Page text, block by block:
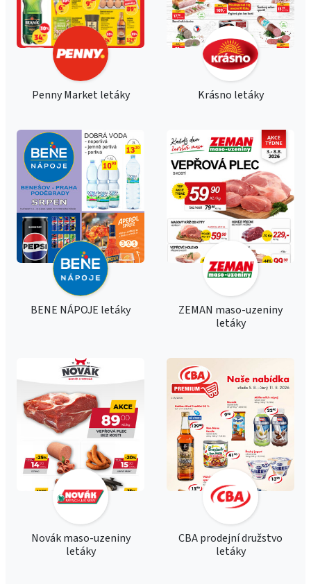
Penny Market letáky Krásno letáky
BENE NÁPOJE letáky
ZEMAN maso-uzeniny
letáky
Novák maso-uzeniny
letáky
CBA prodejní družstvo
letáky